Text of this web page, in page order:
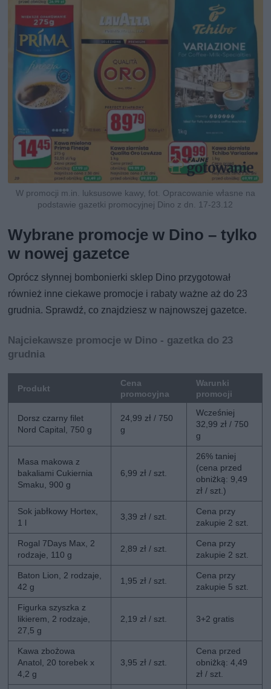
W promocji m.in. luksusowe kawy, fot. Opracowanie własne na
podstawie gazetki promocyjnej Dino z dn. 17-23.12
Wybrane promocje w Dino – tylko
w nowej gazetce
Oprócz słynnej bombonierki sklep Dino przygotował
również inne ciekawe promocje i rabaty ważne aż do 23
grudnia. Sprawdź, co znajdziesz w najnowszej gazetce.
Najciekawsze promocje w Dino - gazetka do 23
grudnia
Produkt
Cena
promocyjna
Warunki
promocji
Dorsz czarny filet
Nord Capital, 750 g
24,99 zł / 750
g
Wcześniej
32,99 zł / 750
g
Masa makowa z
bakaliami Cukiernia
Smaku, 900 g
6,99 zł / szt.
26% taniej
(cena przed
obniżką: 9,49
zł / szt.)
Sok jabłkowy Hortex,
1 l
3,39 zł / szt.
Cena przy
zakupie 2 szt.
Rogal 7Days Max, 2
rodzaje, 110 g
2,89 zł / szt.
Cena przy
zakupie 2 szt.
Baton Lion, 2 rodzaje,
42 g
1,95 zł / szt.
Cena przy
zakupie 5 szt.
Figurka szyszka z
likierem, 2 rodzaje,
27,5 g
2,19 zł / szt. 3+2 gratis
Kawa zbożowa
Anatol, 20 torebek x
4,2 g
3,95 zł / szt.
Cena przed
obniżką: 4,49
zł / szt.